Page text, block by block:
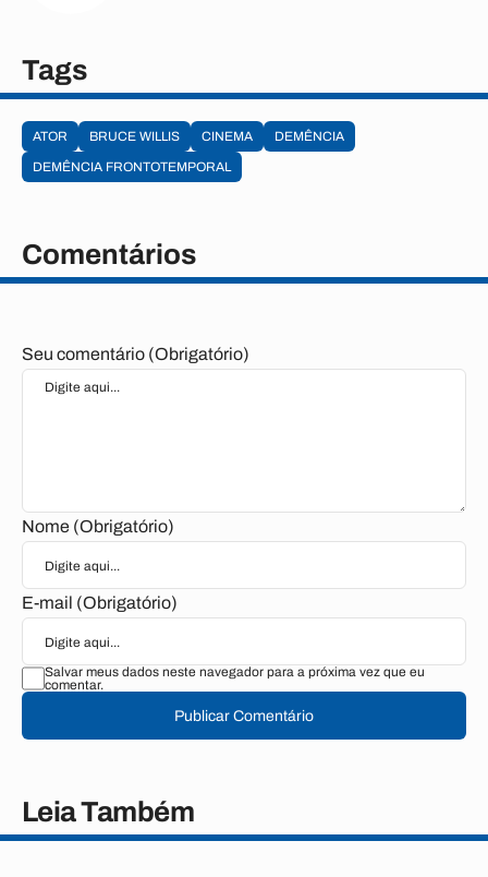
Tags
ATOR BRUCE WILLIS CINEMA
DEMÊNCIA
DEMÊNCIA FRONTOTEMPORAL
Comentários
Seu comentário (Obrigatório)
Nome (Obrigatório)
E-mail (Obrigatório)
Salvar meus dados neste navegador para a próxima vez que eu
comentar.
Publicar Comentário
Leia Também